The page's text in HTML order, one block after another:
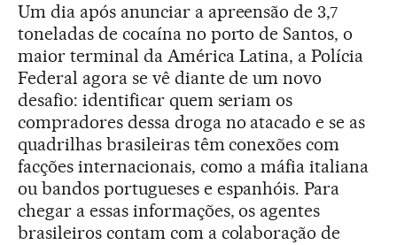
Um dia após anunciar a apreensão de 3,7
toneladas de cocaína no porto de Santos, o
maior terminal da América Latina, a Polícia
Federal agora se vê diante de um novo
desafio: identificar quem seriam os
compradores dessa droga no atacado e se as
quadrilhas brasileiras têm conexões com
facções internacionais, como a máfia italiana
ou bandos portugueses e espanhóis. Para
chegar a essas informações, os agentes
brasileiros contam com a colaboração de